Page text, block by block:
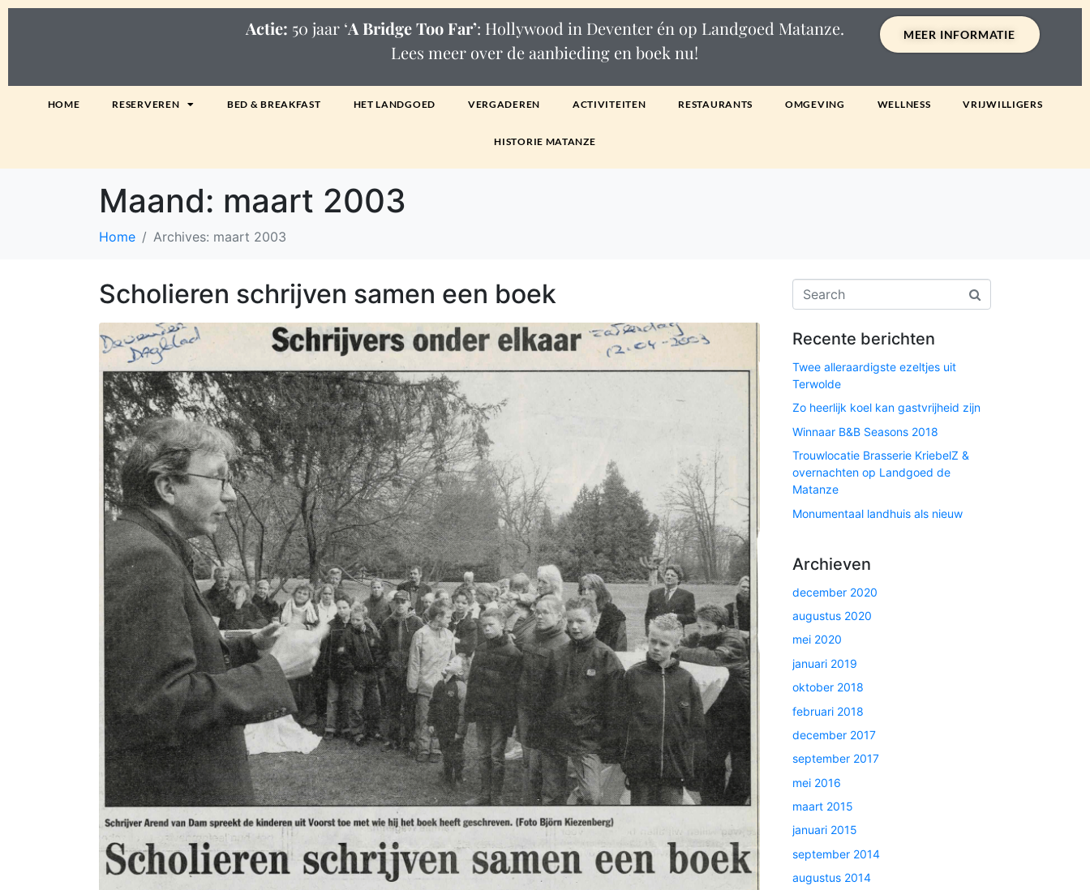
Actie: 50 jaar ‘A Bridge Too Far’: Hollywood in Deventer én op Landgoed Matanze.
Lees meer over de aanbieding en boek nu!
MEER INFORMATIE
HOME RESERVEREN BED & BREAKFAST HET LANDGOED VERGADEREN ACTIVITEITEN RESTAURANTS OMGEVING WELLNESS VRIJWILLIGERS
HISTORIE MATANZE
Maand: maart 2003
Home Archives: maart 2003
Scholieren schrijven samen een boek
Recente berichten
Twee alleraardigste ezeltjes uit
Terwolde
Zo heerlijk koel kan gastvrijheid zijn
Winnaar B&B Seasons 2018
Trouwlocatie Brasserie KriebelZ &
overnachten op Landgoed de
Matanze
Monumentaal landhuis als nieuw
Archieven
december 2020
augustus 2020
mei 2020
januari 2019
oktober 2018
februari 2018
december 2017
september 2017
mei 2016
maart 2015
januari 2015
september 2014
augustus 2014